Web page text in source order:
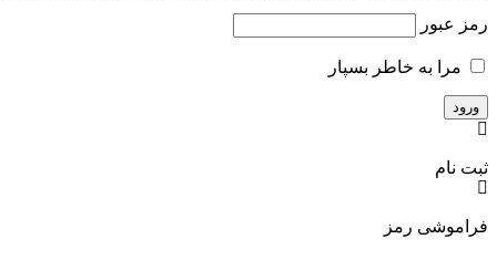
رمز عبور
مرا به خاطر بسپار
ثبت نام
فراموشی رمز